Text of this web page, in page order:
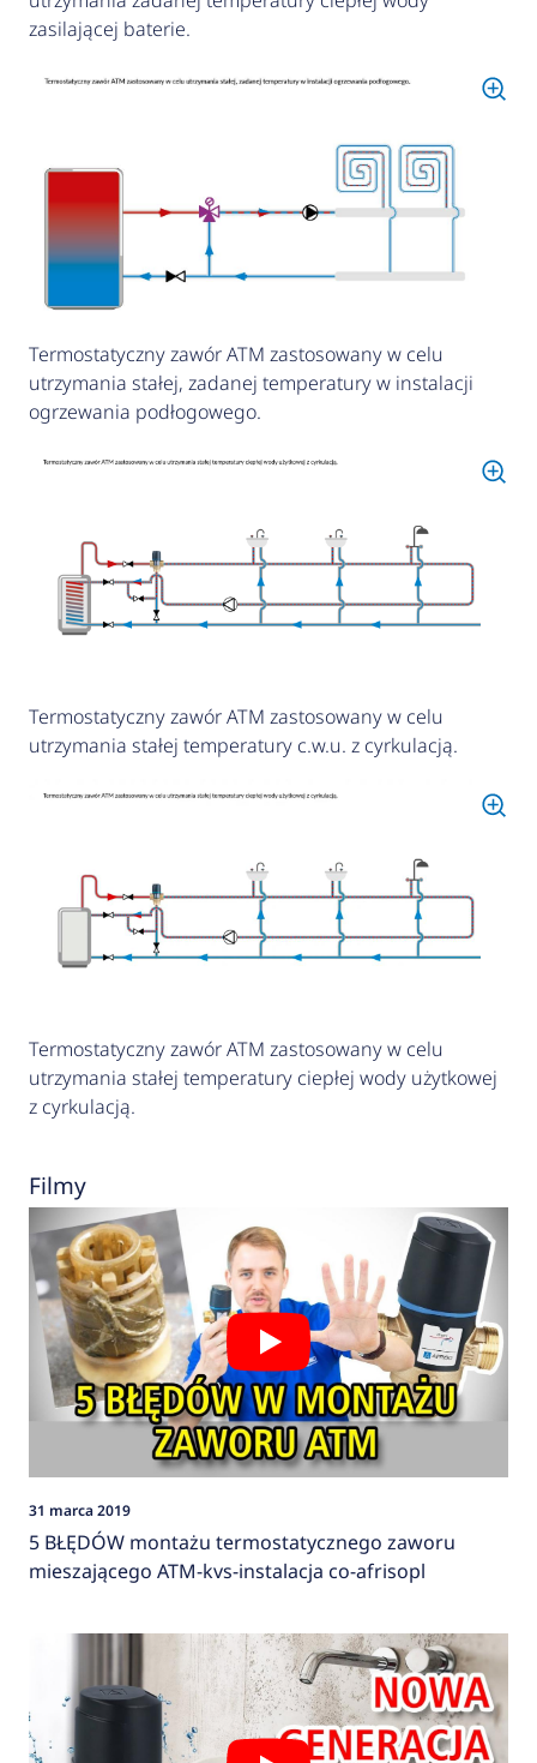
zasilającej baterie.
Termostatyczny zawór ATM zastosowany w celu
utrzymania stałej, zadanej temperatury w instalacji
ogrzewania podłogowego.
Termostatyczny zawór ATM zastosowany w celu
utrzymania stałej temperatury c.w.u. z cyrkulacją.
Termostatyczny zawór ATM zastosowany w celu
utrzymania stałej temperatury ciepłej wody użytkowej
z cyrkulacją.
Filmy
31 marca 2019
5 BŁĘDÓW montażu termostatycznego zaworu
mieszającego ATM-kvs-instalacja co-afrisopl